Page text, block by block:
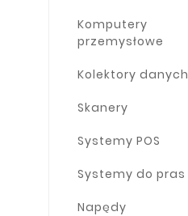
Komputery
przemysłowe
Kolektory danych
Skanery
Systemy POS
Systemy do pras
Napędy